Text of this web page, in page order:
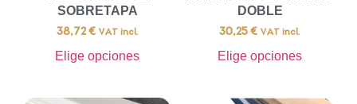
SOBRETAPA
38,72€ VAT incl.
Elige opciones
DOBLE
30,25 € VAT incl.
Elige opciones